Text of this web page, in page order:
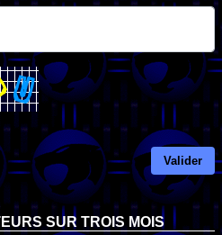
Valider
SUR TROIS MOIS